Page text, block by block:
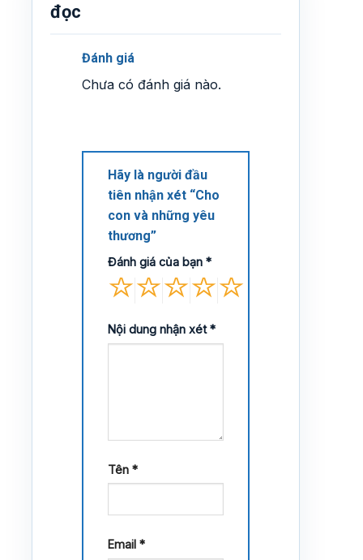
đọc
Đánh giá
Chưa có đánh giá nào.
Hãy là người đầu
tiên nhận xét “Cho
con và những yêu
thương”
Đánh giá của bạn *
Nội dung nhận xét*
Tên *
Email *